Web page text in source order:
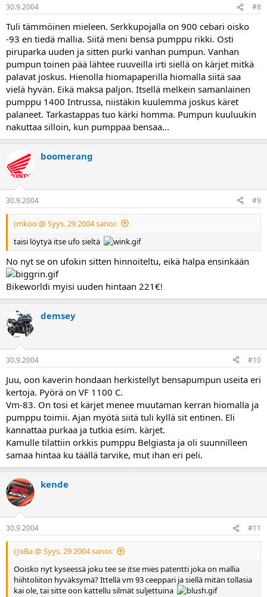
30.9.2004 #8
Tuli tämmöinen mieleen. Serkkupojalla on 900 cebari oisko
-93 en tiedä mallia. Siitä meni bensa pumppu rikki. Osti
piruparka uuden ja sitten purki vanhan pumpun. Vanhan
pumpun toinen pää lähtee ruuveilla irti siellä on kärjet mitkä
palavat joskus. Hienolla hiomapaperilla hiomalla siitä saa
vielä hyvän. Eikä maksa paljon. Itsellä melkein samanlainen
pumppu 1400 Intrussa, niistäkin kuulemma joskus käret
palaneet. Tarkastappas tuo kärki homma. Pumpun kuuluukin
nakuttaa silloin, kun pumppaa bensaa...
boomerang
30.9.2004 #9
(mkoo @ Syys. 29 2004 sanoi:
taisi löytyä itse ufo sieltä
No nyt se on ufokin sitten hinnoiteltu, eikä halpa ensinkään
Bikeworldi myisi uuden hintaan 221€!
demsey
30.9.2004 #10
Juu, oon kaverin hondaan herkistellyt bensapumpun useita eri
kertoja. Pyörä on VF 1100 C.
Vm-83. On tosi et kärjet menee muutaman kerran hiomalla ja
pumppu toimii. Ajan myötä siitä tuli kyllä sit entinen. Eli
kannattaa purkaa ja tutkia esim. kärjet.
Kamulle tilattiin orkkis pumppu Belgiasta ja oli suunnilleen
samaa hintaa ku täällä tarvike, mut ihan eri peli.
kende
30.9.2004 #11
(JoBa @ Syys. 29 2004 sanoi:
Ooisko nyt kyseessä joku tee se itse mies patentti joka on mallia
hiihtoliiton hyväksymä? Ittellä vm 93 ceeppari ja siellä mitän tollasia
kai ole, tai sitte oon kattellu silmät suljettuina